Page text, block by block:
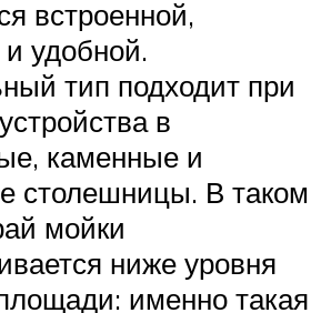
встроенной,
удобной.
тип подходит при
в
каменные и
столешницы. В таком
мойки
ниже уровня
именно такая